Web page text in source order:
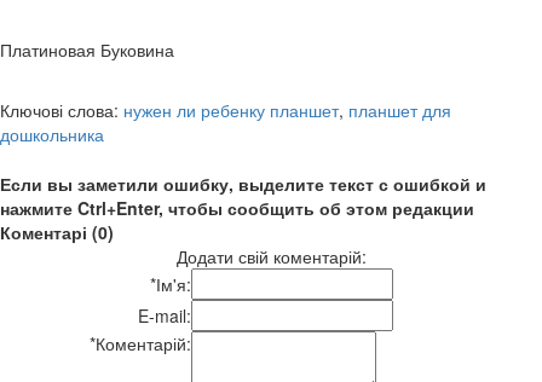
Платиновая Буковина
Ключові слова: нужен ли ребенку планшет, планшет для
дошкольника
Если вы заметили ошибку, выделите текст с ошибкой и
нажмите Ctrl+Enter, чтобы сообщить об этом редакции
Коментарі (0)
Додати свій коментарій:
*Ім'я:
E-mail:
*Коментарій: